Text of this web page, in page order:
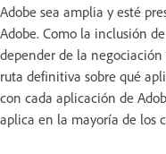
Adobe sea amplia y esté
Adobe. Como la inclusión
depender de la
ruta definitiva sobre qué
con cada aplicación de
aplica en la mayoría de los